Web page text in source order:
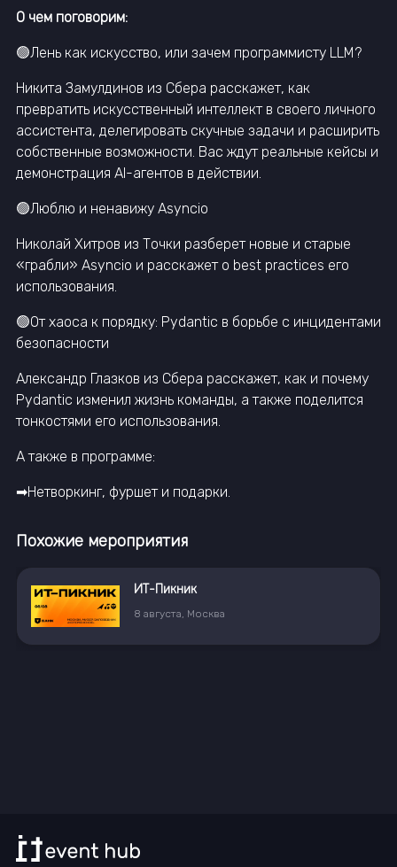
О чем поговорим:
🟢Лень как искусство, или зачем программисту LLM?
Никита Замулдинов из Сбера расскажет, как
превратить искусственный интеллект в своего личного
ассистента, делегировать скучные задачи и расширить
собственные возможности. Вас ждут реальные кейсы и
демонстрация AI-агентов в действии.
🟢Люблю и ненавижу Asyncio
Николай Хитров из Точки разберет новые и старые
«грабли» Asyncio и расскажет о best practices его
использования.
🟢От хаоса к порядку: Pydantic в борьбе с инцидентами
безопасности
Александр Глазков из Сбера расскажет, как и почему
Pydantic изменил жизнь команды, а также поделится
тонкостями его использования.
А также в программе:
➡Нетворкинг, фуршет и подарки.
Похожие мероприятия
ИТ-Пикник
8 августа, Москва